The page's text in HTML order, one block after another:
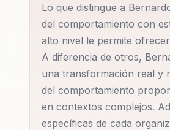
liderazgo efectivo y una
del comportamiento con
que también implementen
En sus conferencias,
organizacional. Utiliza
herramientas concretas que
Lo que distingue a
del comportamiento con
alto nivel le permite
A diferencia de otros,
una transformación real y
del comportamiento
en contextos complejos.
específicas de cada